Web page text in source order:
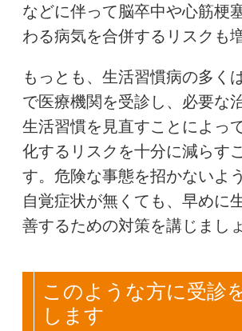
などに伴って脳卒中や心筋梗
わる病気を合併するリスクも
もっとも、生活習慣病の多く
で医療機関を受診し、必要な
生活習慣を見直すことによっ
化するリスクを十分に減らす
す。危険な事態を招かないよ
自覚症状が無くても、早めに
善するための対策を講じましょ
このような方に受診
します